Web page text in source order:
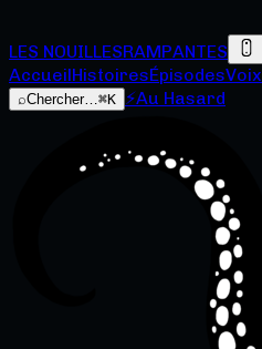
LES NOUILLESRAMPANTES
AccueilHistoiresÉpisodesVoix
⌕Chercher…⌘K ⚡Au Hasard